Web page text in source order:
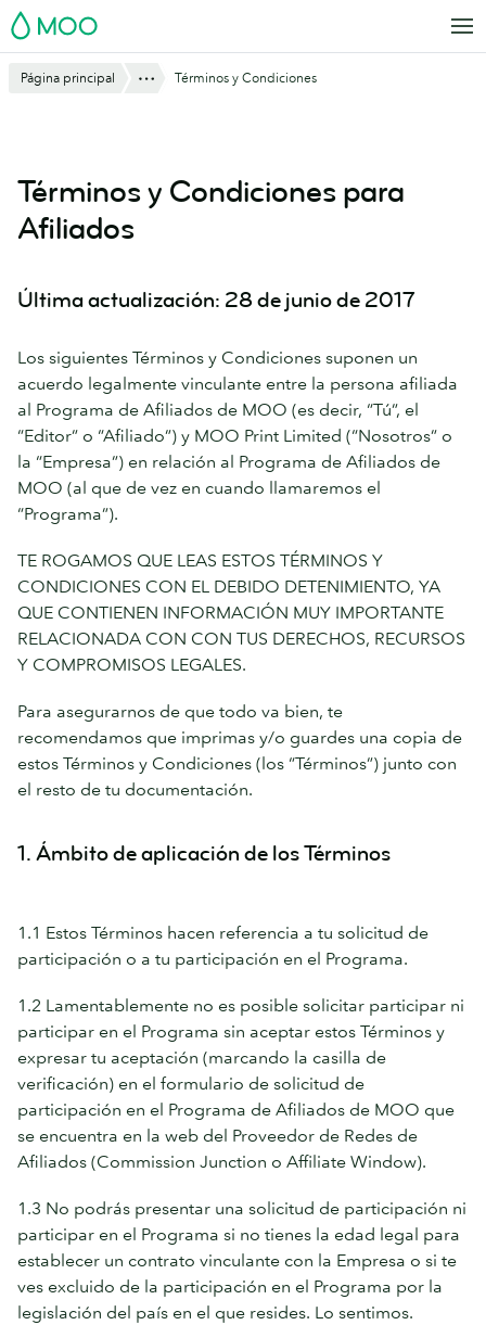
Saltar
al
principal
MOO
Página principal Mostrar todo
Términos y Condiciones
Términos y Condiciones para
Afiliados
Última actualización: 28 de junio de 2017
Los siguientes Términos y Condiciones suponen un
acuerdo legalmente vinculante entre la persona afiliada
al Programa de Afiliados de MOO (es decir, “Tú”, el
“Editor” o “Afiliado”) y MOO Print Limited (“Nosotros” o
la “Empresa”) en relación al Programa de Afiliados de
MOO (al que de vez en cuando llamaremos el
“Programa”).
TE ROGAMOS QUE LEAS ESTOS TÉRMINOS Y
CONDICIONES CON EL DEBIDO DETENIMIENTO, YA
QUE CONTIENEN INFORMACIÓN MUY IMPORTANTE
RELACIONADA CON CON TUS DERECHOS, RECURSOS
Y COMPROMISOS LEGALES.
Para asegurarnos de que todo va bien, te
recomendamos que imprimas y/o guardes una copia de
estos Términos y Condiciones (los “Términos”) junto con
el resto de tu documentación.
1. Ámbito de aplicación de los Términos
1.1 Estos Términos hacen referencia a tu solicitud de
participación o a tu participación en el Programa.
1.2 Lamentablemente no es posible solicitar participar ni
participar en el Programa sin aceptar estos Términos y
expresar tu aceptación (marcando la casilla de
verificación) en el formulario de solicitud de
participación en el Programa de Afiliados de MOO que
se encuentra en la web del Proveedor de Redes de
Afiliados (Commission Junction o Affiliate Window).
1.3 No podrás presentar una solicitud de participación ni
participar en el Programa si no tienes la edad legal para
establecer un contrato vinculante con la Empresa o si te
ves excluido de la participación en el Programa por la
legislación del país en el que resides. Lo sentimos.